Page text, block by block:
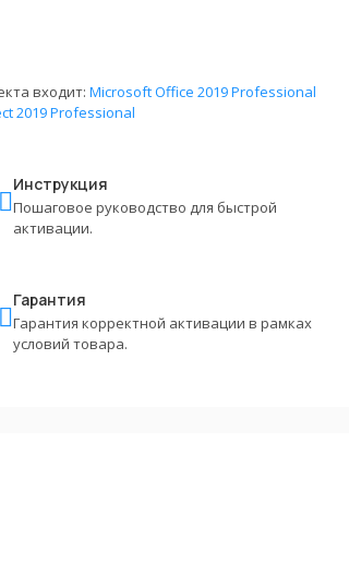
входит: Microsoft Office 2019 Professional
2019 Professional
Инструкция
Пошаговое руководство для быстрой
активации.
Гарантия
Гарантия корректной активации в рамках
условий товара.